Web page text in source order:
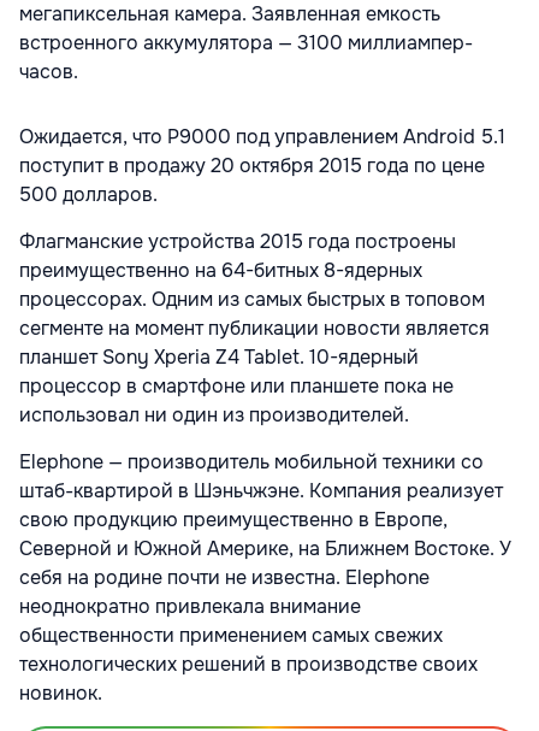
мегапиксельная камера. Заявленная емкость
встроенного аккумулятора — 3100 миллиампер-
часов.
Ожидается, что P9000 под управлением Android 5.1
поступит в продажу 20 октября 2015 года по цене
500 долларов.
Флагманские устройства 2015 года построены
преимущественно на 64-битных 8-ядерных
процессорах. Одним из самых быстрых в топовом
сегменте на момент публикации новости является
планшет Sony Xperia Z4 Tablet. 10-ядерный
процессор в смартфоне или планшете пока не
использовал ни один из производителей.
Elephone — производитель мобильной техники со
штаб-квартирой в Шэньчжэне. Компания реализует
свою продукцию преимущественно в Европе,
Северной и Южной Америке, на Ближнем Востоке. У
себя на родине почти не известна. Elephone
неоднократно привлекала внимание
общественности применением самых свежих
технологических решений в производстве своих
новинок.